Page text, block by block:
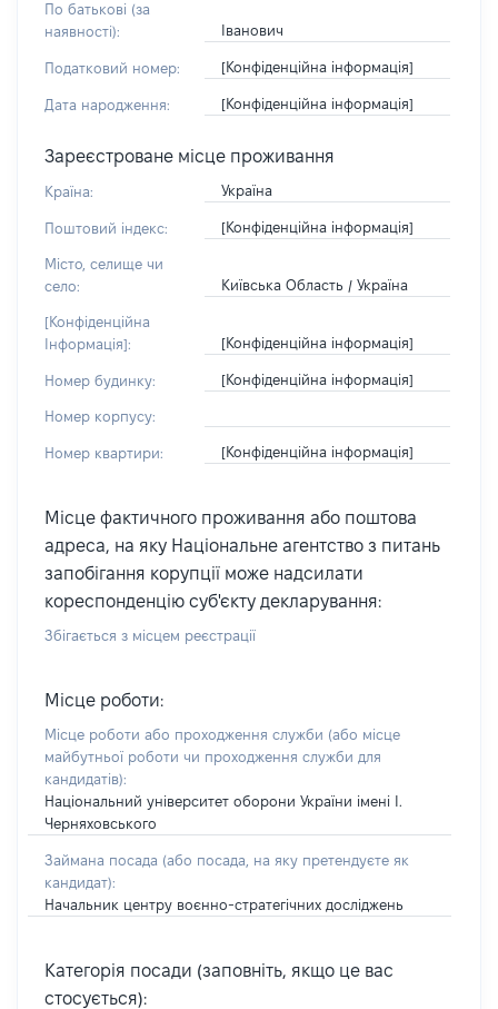
По батькові (за
наявності):
Іванович
Податковий номер: [Конфіденційна інформація]
Дата народження: [Конфіденційна інформація]
Зареєстроване місце проживання
Країна: Україна
Поштовий індекс: [Конфіденційна інформація]
Місто, селище чи
село:
Київська Область / Україна
[Конфіденційна
Інформація]:
[Конфіденційна інформація]
Номер будинку: [Конфіденційна інформація]
Номер корпусу:
Номер квартири: [Конфіденційна інформація]
Місце фактичного проживання або поштова
адреса, на яку Національне агентство з питань
запобігання корупції може надсилати
кореспонденцію суб'єкту декларування:
Збігається з місцем реєстрації
Місце роботи:
Місце роботи або проходження служби (або місце
майбутньої роботи чи проходження служби для
кандидатів):
Національний університет оборони України імені І.
Черняховського
Займана посада (або посада, на яку претендуєте як
кандидат):
Начальник центру воєнно-стратегічних досліджень
Категорія посади (заповніть, якщо це вас
стосується):